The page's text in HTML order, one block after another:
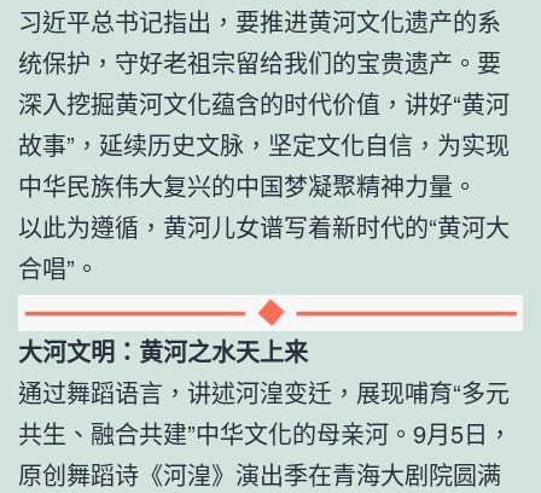
习近平总书记指出，要推进黄河文化遗产的系
统保护，守好老祖宗留给我们的宝贵遗产。要
深入挖掘黄河文化蕴含的时代价值，讲好“黄河
故事”，延续历史文脉，坚定文化自信，为实现
中华民族伟大复兴的中国梦凝聚精神力量。
以此为遵循，黄河儿女谱写着新时代的“黄河大
合唱”。
大河文明：黄河之水天上来
通过舞蹈语言，讲述河湟变迁，展现哺育“多元
共生、融合共建”中华文化的母亲河。9月5日，
原创舞蹈诗《河湟》演出季在青海大剧院圆满